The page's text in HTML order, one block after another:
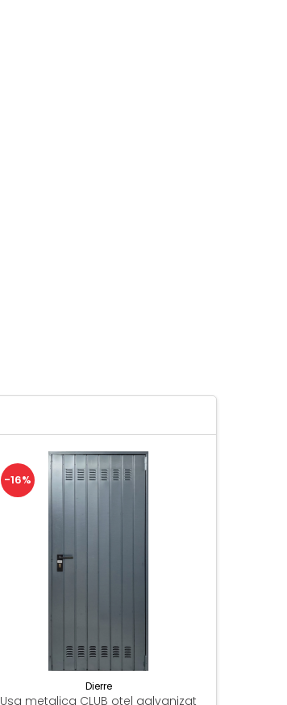
-16%
Dierre
Usa metalica CLUB otel galvanizat